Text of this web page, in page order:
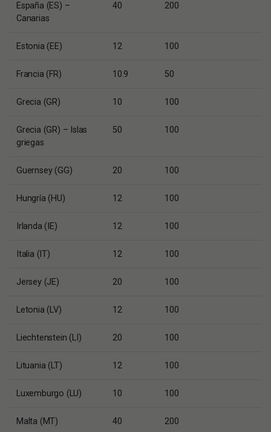
España (ES) –
Canarias
40 200
Estonia (EE) 12 100
Francia (FR) 10.9 50
Grecia (GR) 10 100
Grecia (GR) – Islas
griegas
50 100
Guernsey (GG) 20 100
Hungría (HU) 12 100
Irlanda (IE) 12 100
Italia (IT) 12 100
Jersey (JE) 20 100
Letonia (LV) 12 100
Liechtenstein (LI) 20 100
Lituania (LT) 12 100
Luxemburgo (LU) 10 100
Malta (MT) 40 200